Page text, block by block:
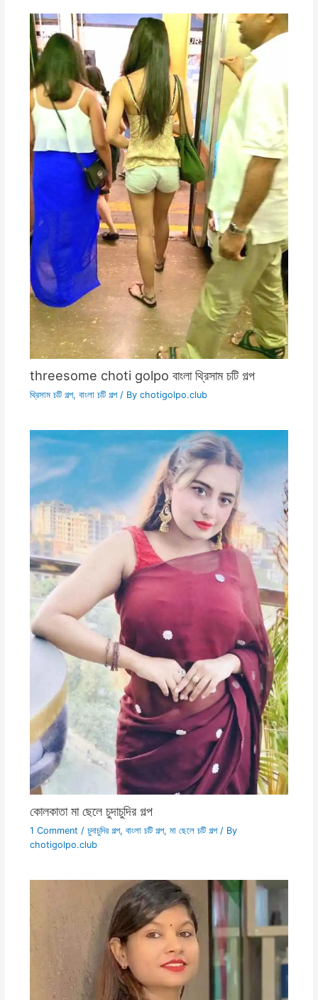
threesome choti golpo বাংলা থ্রিসাম চটি গল্প
থ্রিসাম চটি গল্প, বাংলা চটি গল্প/ By chotigolpo.club
কোলকাতা মা ছেলে চুদাচুদির গল্প
1 Comment / চুদাচুদির গল্প, বাংলা চটি গল্প, মা ছেলে চটি গল্প/ By
chotigolpo.club